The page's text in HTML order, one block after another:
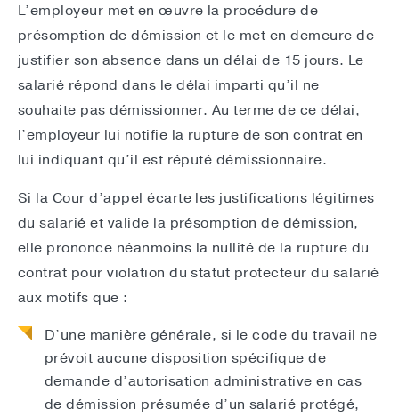
L’employeur met en œuvre la procédure de
présomption de démission et le met en demeure de
justifier son absence dans un délai de 15 jours. Le
salarié répond dans le délai imparti qu’il ne
souhaite pas démissionner. Au terme de ce délai,
l’employeur lui notifie la rupture de son contrat en
lui indiquant qu’il est réputé démissionnaire.
Si la Cour d’appel écarte les justifications légitimes
du salarié et valide la présomption de démission,
elle prononce néanmoins la nullité de la rupture du
contrat pour violation du statut protecteur du salarié
aux motifs que :
D’une manière générale, si le code du travail ne
prévoit aucune disposition spécifique de
demande d’autorisation administrative en cas
de démission présumée d’un salarié protégé,